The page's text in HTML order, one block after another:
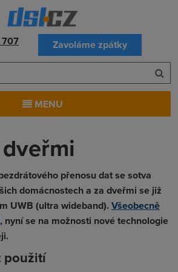
Zavoláme zpátky
MENU
přenosu dat se sotva
domácnostech a za dveřmi se již
UWB (ultra wideband). Všeobecně
, nyní se na možnosti nové technologie
použití